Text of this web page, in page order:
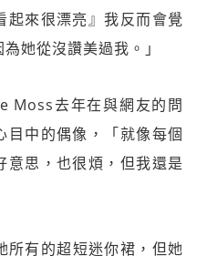
起來很漂亮』我反而會覺
她從沒讚美過我。」
Moss去年在與網友的問
目中的偶像，「就像每個
意思，也很煩，但我還是
有的超短迷你裙，但她